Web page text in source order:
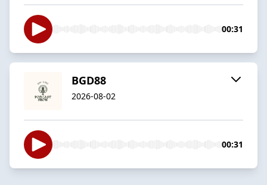
00:31
BGD88
2026-08-02
00:31